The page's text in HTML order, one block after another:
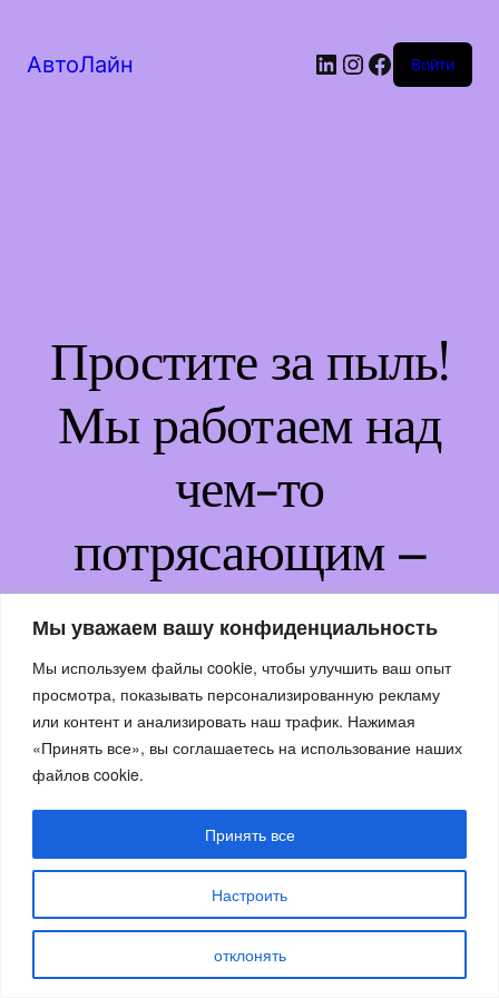
Мы уважаем вашу конфиденциальность
Мы используем файлы cookie, чтобы улучшить ваш опыт
просмотра, показывать персонализированную рекламу
или контент и анализировать наш трафик. Нажимая
«Принять все», вы соглашаетесь на использование наших
файлов cookie.
Настроить
отклонять
Принять все
АвтоЛайн LinkedIn
Instagram
Facebook
Войти
Простите за пыль!
Мы работаем над
чем-то
потрясающим –
возвращайтесь
немного позже!